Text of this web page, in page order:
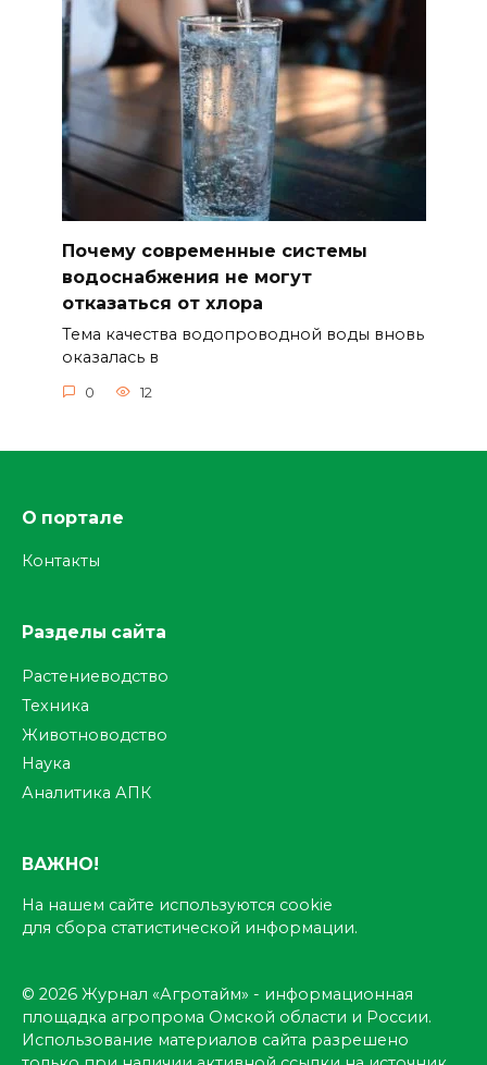
Почему современные системы
водоснабжения не могут
отказаться от хлора
Тема качества водопроводной воды вновь
оказалась в
0 12
О портале
Контакты
Разделы сайта
Растениеводство
Техника
Животноводство
Наука
Аналитика АПК
ВАЖНО!
На нашем сайте используются cookie
для сбора статистической информации.
© 2026 Журнал «Агротайм» - информационная
площадка агропрома Омской области и России.
Использование материалов сайта разрешено